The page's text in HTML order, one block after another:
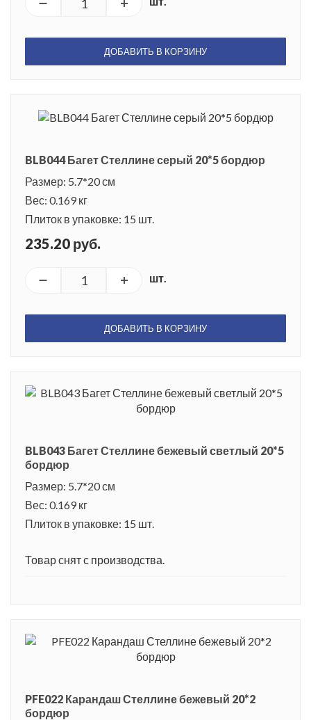
ДОБАВИТЬ В КОРЗИНУ
BLB044 Багет Стеллине серый 20*5 бордюр
Размер: 5.7*20 см
Вес: 0.169 кг
Плиток в упаковке: 15 шт.
235.20 руб.
шт.
ДОБАВИТЬ В КОРЗИНУ
BLB043 Багет Стеллине бежевый светлый 20*5
бордюр
Размер: 5.7*20 см
Вес: 0.169 кг
Плиток в упаковке: 15 шт.
Товар снят с производства.
PFE022 Карандаш Стеллине бежевый 20*2
бордюр